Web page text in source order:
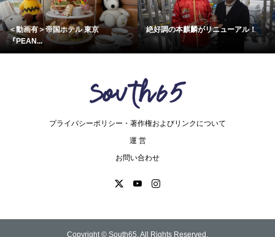
＜動画有＞帝国ホテル 東京
『PEAN...
絶好調の本麒麟がリニューアル！
プライバシーポリシー・著作権およびリンクについて
運 営
お問い合わせ
Copyright © South65. All Rights Reserved.